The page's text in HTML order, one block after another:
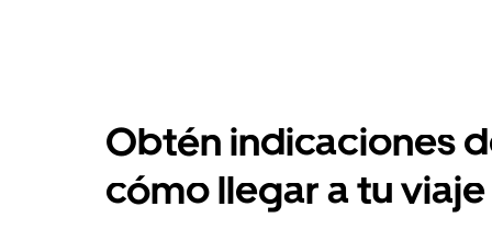
Obtén indicaciones
cómo llegar a tu viaje